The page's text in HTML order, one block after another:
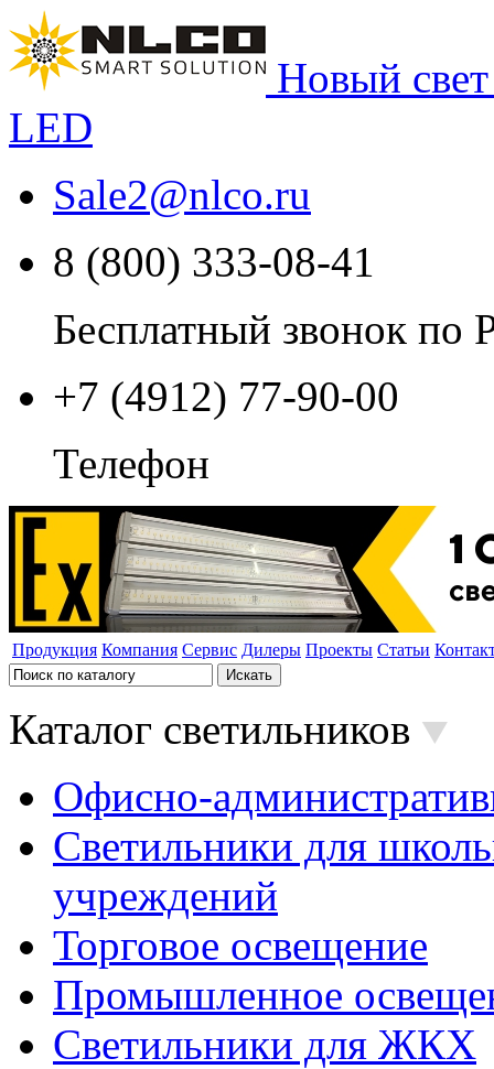
Новый
LED
Sale2@nlco.ru
8 (800) 333-08-41
Бесплатный звонок по
+7 (4912) 77-90-00
Телефон
Продукция Компания Сервис Дилеры Проекты Статьи
Каталог светильников
Офисно-
Светильники для
учреждений
Торговое освещение
Промышленное
Светильники для ЖКХ